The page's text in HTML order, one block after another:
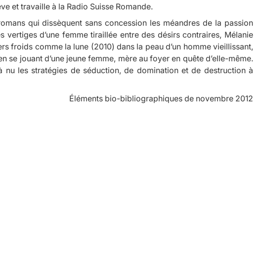
et travaille à la Radio Suisse Romande.
qui dissèquent sans concession les méandres de la passion
vertiges d’une femme tiraillée entre des désirs contraires, Mélanie
froids comme la lune (2010) dans la peau d’un homme vieillissant,
se jouant d’une jeune femme, mère au foyer en quête d’elle-même.
les stratégies de séduction, de domination et de destruction à
Éléments bio-bibliographiques de novembre 2012